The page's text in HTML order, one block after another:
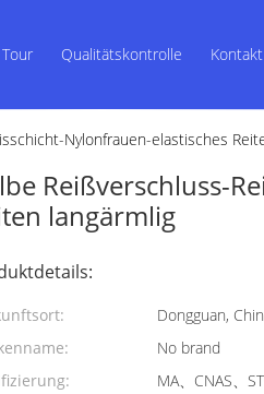
Qualitätskontrolle Kontakt
Nylonfrauen-elastisches
Reißverschluss-
langärmlig
Dongguan,
No brand
MA、CNAS、